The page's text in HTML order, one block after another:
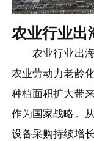
农业行业出
农业行业出海
农业劳动力老龄
种植面积扩大带
作为国家战略。
设备采购持续增